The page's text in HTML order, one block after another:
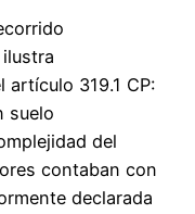
319.1 CP:
suelo
del
contaban con
declarada